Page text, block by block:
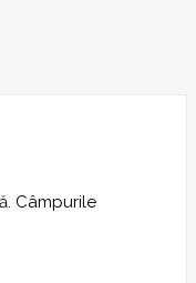
Câmpurile